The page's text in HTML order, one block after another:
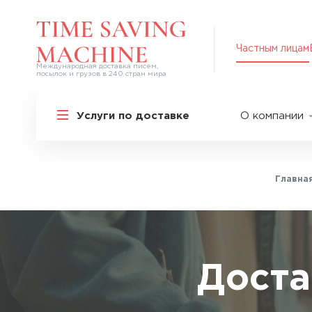
Международная доставка писем,
посылок и грузов в 240 стран мира
Частным лицам
Услуги по доставке
Международная доставка
Перевозка специальных грузов
Дополнительные услуги
Популярные направления
О компании
Оплата
Упаковка